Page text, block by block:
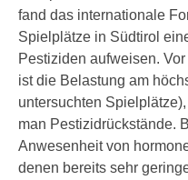
fand das internationale
Spielplätze in Südtirol
Pestiziden aufweisen.
ist die Belastung am
untersuchten
man Pestizidrückstände.
Anwesenheit von
denen bereits sehr